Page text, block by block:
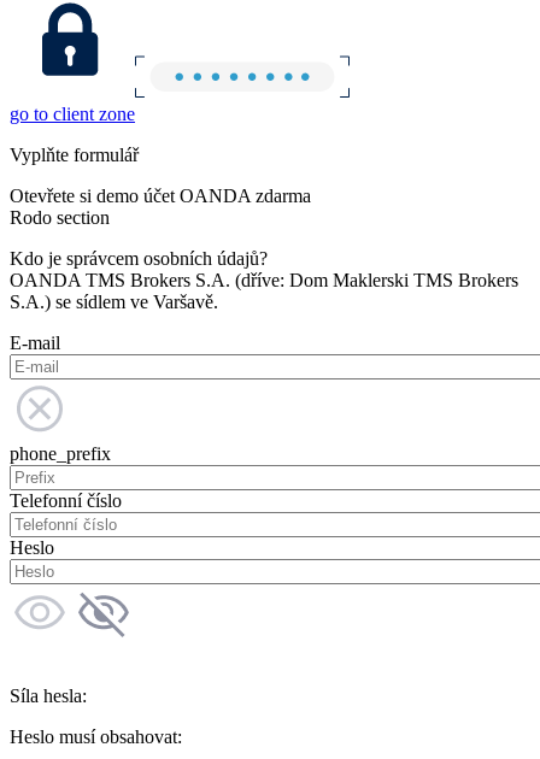
go to client zone
Vyplňte formulář
Otevřete si demo účet OANDA zdarma
Rodo section
Kdo je správcem osobních údajů?
OANDA TMS Brokers S.A. (dříve: Dom Maklerski TMS Brokers
S.A.) se sídlem ve Varšavě.
E-mail
phone_prefix
Telefonní číslo
Heslo
Síla hesla:
Heslo musí obsahovat: